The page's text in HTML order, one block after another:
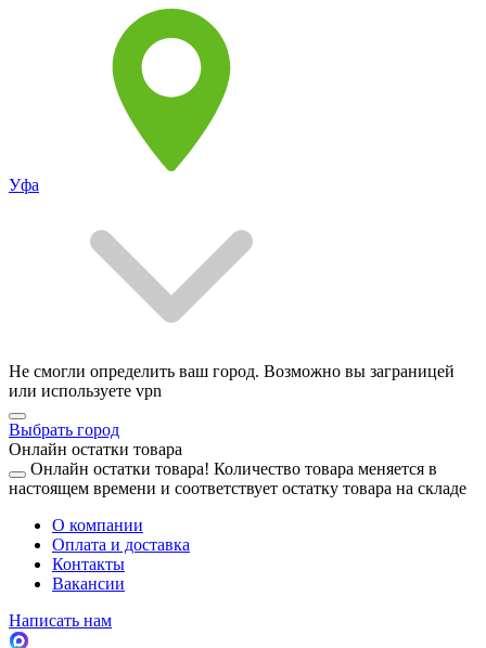
Уфа
Не смогли определить ваш город. Возможно вы заграницей
или используете vpn
Выбрать город
Онлайн остатки товара
Онлайн остатки товара! Количество товара меняется в
настоящем времени и соответствует остатку товара на складе
О компании
Оплата и доставка
Контакты
Вакансии
Написать нам